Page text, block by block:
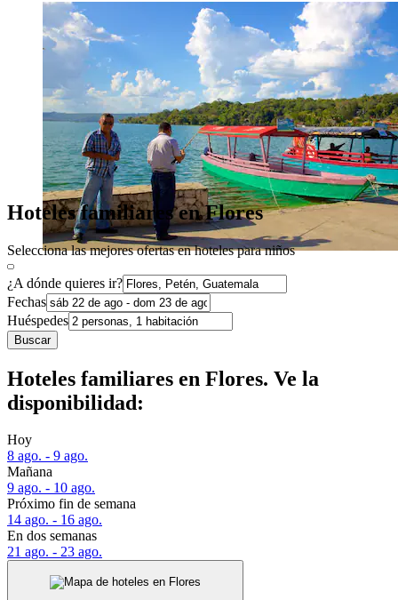
Hoteles familiares en Flores
Selecciona las mejores ofertas en hoteles para niños
¿A dónde quieres ir?
Fechas
Huéspedes
Buscar
Hoteles familiares en Flores. Ve la
disponibilidad:
Hoy
8 ago. - 9 ago.
Mañana
9 ago. - 10 ago.
Próximo fin de semana
14 ago. - 16 ago.
En dos semanas
21 ago. - 23 ago.